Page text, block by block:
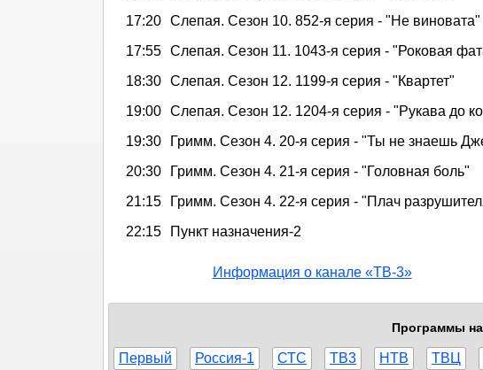
17:20 Слепая. Сезон 10. 852-я серия - "Не виновата"
17:55 Слепая. Сезон 11. 1043-я серия - "Роковая
18:30 Слепая. Сезон 12. 1199-я серия - "Квартет"
19:00 Слепая. Сезон 12. 1204-я серия - "Рукава до
19:30
Гримм. Сезон 4. 20-я серия - "Ты не знаешь
20:30
Гримм. Сезон 4. 21-я серия - "Головная боль"
21:15
Гримм. Сезон 4. 22-я серия - "Плач
22:15
Пункт назначения-2
Информация о канале «ТВ-3»
Программы на
Первый Россия-1 СТС ТВ3 НТВ ТВЦ